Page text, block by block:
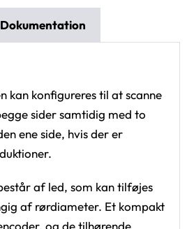
Dokumentation
kan konfigureres til at scanne
sider samtidig med to
ene side, hvis der er
af led, som kan tilføjes
af rørdiameter. Et kompakt
og de tilhørende